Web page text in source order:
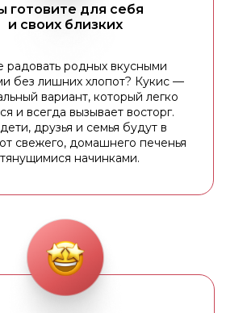
готовите для себя
и своих близких
радовать родных вкусными
без лишних хлопот? Кукис —
вариант, который легко
и всегда вызывает восторг.
друзья и семья будут в
свежего, домашнего печенья
начинками.